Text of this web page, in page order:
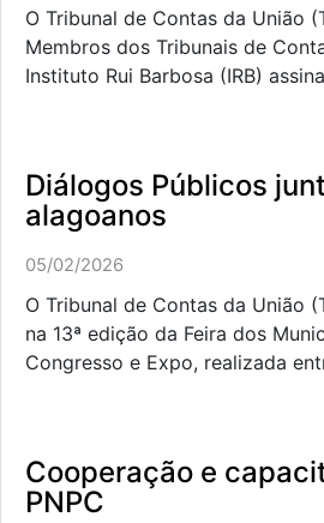
O Tribunal de Contas da União
Membros dos Tribunais de
Instituto Rui Barbosa (IRB)
Diálogos Públicos
alagoanos
05/02/2026
O Tribunal de Contas da União
na 13ª edição da Feira dos
Congresso e Expo, realizada
Cooperação e
PNPC